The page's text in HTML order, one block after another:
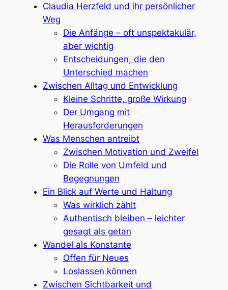
Claudia Herzfeld und ihr persönlicher
Weg
Die Anfänge – oft unspektakulär,
aber wichtig
Entscheidungen, die den
Unterschied machen
Zwischen Alltag und Entwicklung
Kleine Schritte, große Wirkung
Der Umgang mit
Herausforderungen
Was Menschen antreibt
Zwischen Motivation und Zweifel
Die Rolle von Umfeld und
Begegnungen
Ein Blick auf Werte und Haltung
Was wirklich zählt
Authentisch bleiben – leichter
gesagt als getan
Wandel als Konstante
Offen für Neues
Loslassen können
Zwischen Sichtbarkeit und